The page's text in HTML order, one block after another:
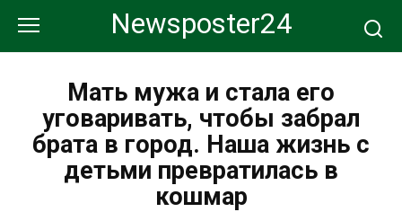
контенту
Newsposter24
Мать мужа и стала его
уговаривать, чтобы забрал
брата в город. Наша жизнь с
детьми превратилась в
кошмар